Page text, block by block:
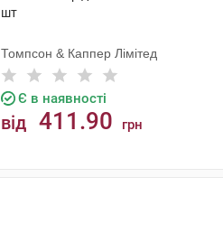
шт
Томпсон & Каппер Лімітед
Є в наявності
від 411.90 грн